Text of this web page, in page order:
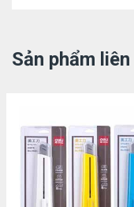
Sản phẩm